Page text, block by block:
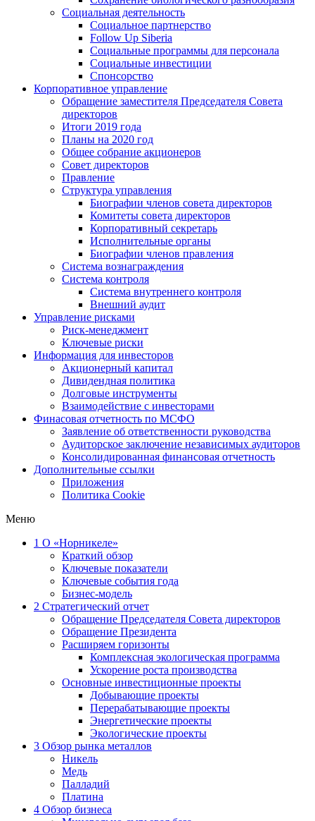
Социальная деятельность
Социальное партнерство
Follow Up Siberia
Социальные программы для персонала
Социальные инвестиции
Спонсорство
Корпоративное управление
Обращение заместителя Председателя Совета
директоров
Итоги 2019 года
Планы на 2020 год
Общее собрание акционеров
Совет директоров
Правление
Структура управления
Биографии членов совета директоров
Комитеты совета директоров
Корпоративный секретарь
Исполнительные органы
Биографии членов правления
Система вознаграждения
Система контроля
Система внутреннего контроля
Внешний аудит
Управление рисками
Риск-менеджмент
Ключевые риски
Информация для инвесторов
Акционерный капитал
Дивидендная политика
Долговые инструменты
Взаимодействие с инвеcторами
Финасовая отчетность по МСФО
Заявление об ответственности руководства
Аудиторское заключение независимых аудиторов
Консолидированная финансовая отчетность
Дополнительные ссылки
Приложения
Политика Cookie
Меню
1 О «Норникеле»
Краткий обзор
Ключевые показатели
Ключевые события года
Бизнес-модель
2 Стратегический отчет
Обращение Председателя Совета директоров
Обращение Президента
Расширяем горизонты
Комплексная экологическая программа
Ускорение роста производства
Основные инвестиционные проекты
Добывающие проекты
Перерабатывающие проекты
Энергетические проекты
Экологические проекты
3 Обзор рынка металлов
Никель
Медь
Палладий
Платина
4 Обзор бизнеса